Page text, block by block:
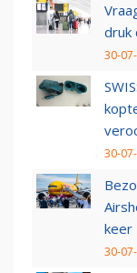
druk
30-
30-
keer
30-